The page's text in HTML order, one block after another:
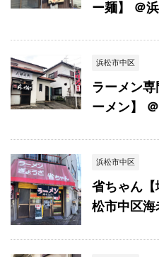
ー麺】 ＠
浜松市中区
ラーメン
ーメン】
浜松市中区
省ちゃん
松市中区海